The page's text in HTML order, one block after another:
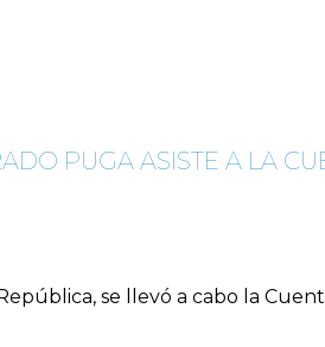
PUGA ASISTE A LA
se llevó a cabo la